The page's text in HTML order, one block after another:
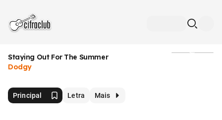
Staying Out For The Summer
Dodgy
Principal Letra Mais